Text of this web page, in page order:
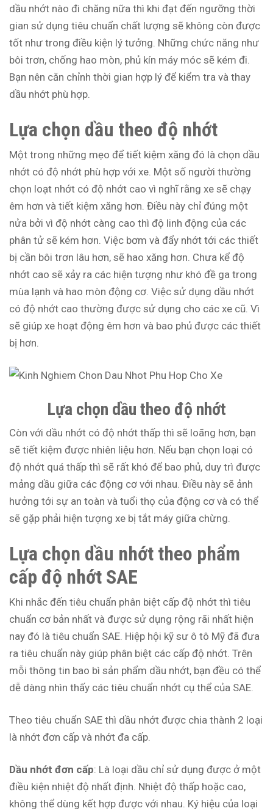
dầu nhớt nào đi chăng nữa thì khi đạt đến ngưỡng thời
gian sử dụng tiêu chuẩn chất lượng sẽ không còn được
tốt như trong điều kiện lý tưởng. Những chức năng như
bôi trơn, chống hao mòn, phủ kín máy móc sẽ kém đi.
Bạn nên căn chỉnh thời gian hợp lý để kiểm tra và thay
dầu nhớt phù hợp.
Lựa chọn dầu theo độ nhớt
Một trong những mẹo để tiết kiệm xăng đó là chọn dầu
nhớt có độ nhớt phù hợp với xe. Một số người thường
chọn loạt nhớt có độ nhớt cao vì nghĩ rằng xe sẽ chạy
êm hơn và tiết kiệm xăng hơn. Điều này chỉ đúng một
nửa bởi vì độ nhớt càng cao thì độ linh động của các
phân tử sẽ kém hơn. Việc bơm và đẩy nhớt tới các thiết
bị cần bôi trơn lâu hơn, sẽ hao xăng hơn. Chưa kể độ
nhớt cao sẽ xảy ra các hiện tượng như khó đề ga trong
mùa lạnh và hao mòn động cơ. Việc sử dụng dầu nhớt
có độ nhớt cao thường được sử dụng cho các xe cũ. Vì
sẽ giúp xe hoạt động êm hơn và bao phủ được các thiết
bị hơn.
Lựa chọn dầu theo độ nhớt
Còn với dầu nhớt có độ nhớt thấp thì sẽ loãng hơn, bạn
sẽ tiết kiệm được nhiên liệu hơn. Nếu bạn chọn loại có
độ nhớt quá thấp thì sẽ rất khó để bao phủ, duy trì được
mảng dầu giữa các động cơ với nhau. Điều này sẽ ảnh
hưởng tới sự an toàn và tuổi thọ của động cơ và có thể
sẽ gặp phải hiện tượng xe bị tắt máy giữa chừng.
Lựa chọn dầu nhớt theo phẩm
cấp độ nhớt SAE
Khi nhắc đến tiêu chuẩn phân biệt cấp độ nhớt thì tiêu
chuẩn cơ bản nhất và được sử dụng rộng rãi nhất hiện
nay đó là tiêu chuẩn SAE. Hiệp hội kỹ sư ô tô Mỹ đã đưa
ra tiêu chuẩn này giúp phân biệt các cấp độ nhớt. Trên
mỗi thông tin bao bì sản phẩm dầu nhớt, bạn đều có thể
dễ dàng nhìn thấy các tiêu chuẩn nhớt cụ thể của SAE.
Theo tiêu chuẩn SAE thì dầu nhớt được chia thành 2 loại
là nhớt đơn cấp và nhớt đa cấp.
Dầu nhớt đơn cấp: Là loại dầu chỉ sử dụng được ở một
điều kiện nhiệt độ nhất định. Nhiệt độ thấp hoặc cao,
không thể dùng kết hợp được với nhau. Ký hiệu của loại